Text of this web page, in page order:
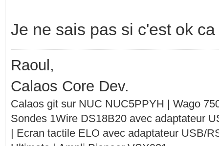
Je ne sais pas si c'est ok
Raoul,
Calaos Core Dev.
Calaos git sur NUC NUC5PPYH | Wago
Sondes 1Wire DS18B20 avec adaptateur
| Ecran tactile ELO avec adaptateur USB/